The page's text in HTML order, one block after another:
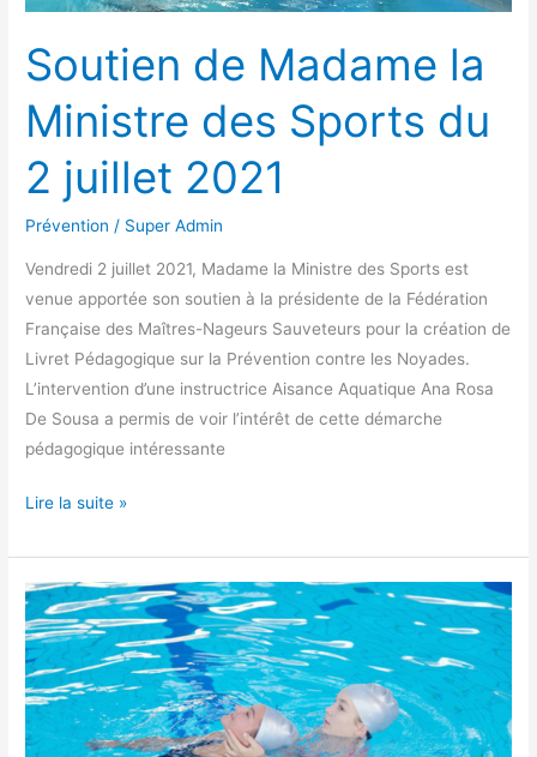
Soutien de Madame la
Ministre des Sports du
2 juillet 2021
Prévention / Super Admin
Vendredi 2 juillet 2021, Madame la Ministre des Sports est
venue apportée son soutien à la présidente de la Fédération
Française des Maîtres-Nageurs Sauveteurs pour la création de
Livret Pédagogique sur la Prévention contre les Noyades.
L’intervention d’une instructrice Aisance Aquatique Ana Rosa
De Sousa a permis de voir l’intérêt de cette démarche
pédagogique intéressante
Lire la suite »
Interview
FranceInfo
du
1er
juillet
2021